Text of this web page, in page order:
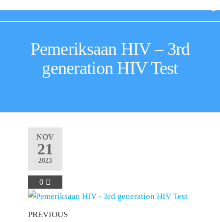
Pemeriksaan HIV – 3rd
generation HIV Test
NOV
21
2023
0
PREVIOUS